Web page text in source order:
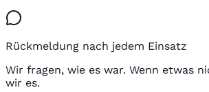
Rückmeldung nach jedem Einsatz
Wir fragen, wie es war. Wenn etwas
wir es.